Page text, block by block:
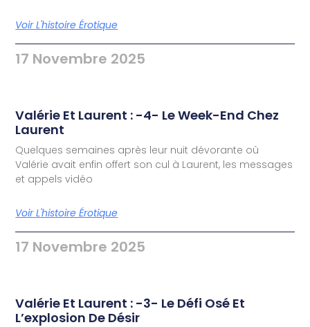
Voir L'histoire Érotique
17 Novembre 2025
Valérie Et Laurent : -4- Le Week-End Chez
Laurent
Quelques semaines après leur nuit dévorante où
Valérie avait enfin offert son cul à Laurent, les messages
et appels vidéo
Voir L'histoire Érotique
17 Novembre 2025
Valérie Et Laurent : -3- Le Défi Osé Et
L’explosion De Désir